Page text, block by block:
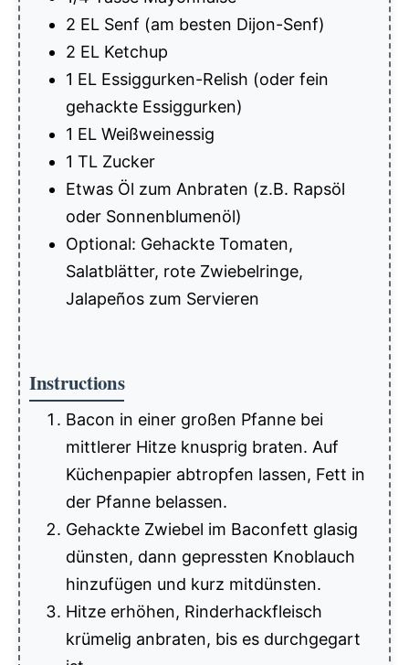
2 EL Senf (am besten Dijon-Senf)
2 EL Ketchup
1 EL Essiggurken-Relish (oder fein
gehackte Essiggurken)
1 EL Weißweinessig
1 TL Zucker
Etwas Öl zum Anbraten (z.B. Rapsöl
oder Sonnenblumenöl)
Optional: Gehackte Tomaten,
Salatblätter, rote Zwiebelringe,
Jalapeños zum Servieren
Instructions
Bacon in einer großen Pfanne bei
mittlerer Hitze knusprig braten. Auf
Küchenpapier abtropfen lassen, Fett in
der Pfanne belassen.
Gehackte Zwiebel im Baconfett glasig
dünsten, dann gepressten Knoblauch
hinzufügen und kurz mitdünsten.
Hitze erhöhen, Rinderhackfleisch
krümelig anbraten, bis es durchgegart